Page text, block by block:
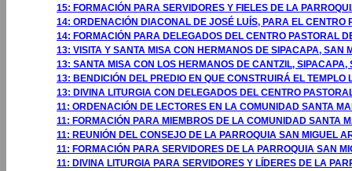
15: FORMACIÓN PARA SERVIDORES Y FIELES DE LA
14: ORDENACIÓN DIACONAL DE JOSÉ LUÍS, PARA EL
14: FORMACIÓN PARA DELEGADOS DEL CENTRO PASTORAL
13: VISITA Y SANTA MISA CON HERMANOS DE SIPACAPA, SAN
13: SANTA MISA CON LOS HERMANOS DE CANTZIL, SIPACAPA,
13: BENDICIÓN DEL PREDIO EN QUE CONSTRUIRÁ EL
13: DIVINA LITURGIA CON DELEGADOS DEL CENTRO
11: ORDENACIÓN DE LECTORES EN LA COMUNIDAD SANTA
11: FORMACIÓN PARA MIEMBROS DE LA COMUNIDAD SANTA
11: REUNIÓN DEL CONSEJO DE LA PARROQUIA SAN MIGUEL
11: FORMACIÓN PARA SERVIDORES DE LA PARROQUIA SAN
11: DIVINA LITURGIA PARA SERVIDORES Y LÍDERES DE LA